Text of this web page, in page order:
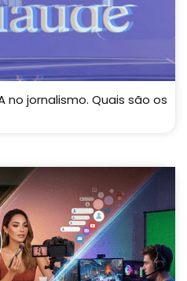
no jornalismo. Quais são os